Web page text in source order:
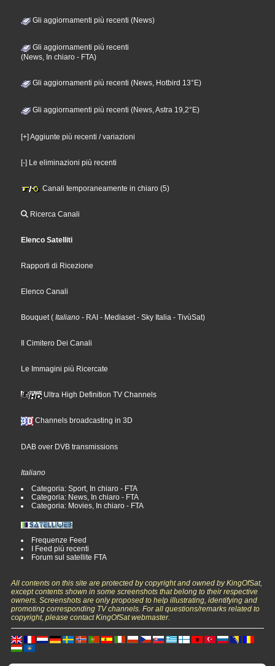
Gli aggiornamenti più recenti (News)
Gli aggiornamenti più recenti
(News, In chiaro - FTA)
Gli aggiornamenti più recenti (News, Hotbird 13°E)
Gli aggiornamenti più recenti (News, Astra 19,2°E)
[+] Aggiunte più recenti / variazioni
[-] Le eliminazioni più recenti
Canali temporaneamente in chiaro (5)
Ricerca Canali
Elenco Satelliti
Rapporti di Ricezione
Elenco Canali
Bouquet( Italiano - RAI - Mediaset- Sky Italia - TivùSat)
Il Cimitero Dei Canali
Le Immagini più Ricercate
Ultra High Definition TV Channels
Channels broadcasting in 3D
DAB over DVB transmissions
Italiano
Categoria: Sport, In chiaro - FTA
Categoria: News, In chiaro - FTA
Categoria: Movies, In chiaro - FTA
Frequenze Feed
I Feed più recenti
Forum sul satellite FTA
All contents on this site are protected by copyright and owned by KingOfSat,
except contents shown in some screenshots that belong to their respective
owners. Screenshots are only proposed to help illustrating, identifying and
promoting corresponding TV channels. For all questions/remarks related to
copyright, please contact KingOfSat webmaster.